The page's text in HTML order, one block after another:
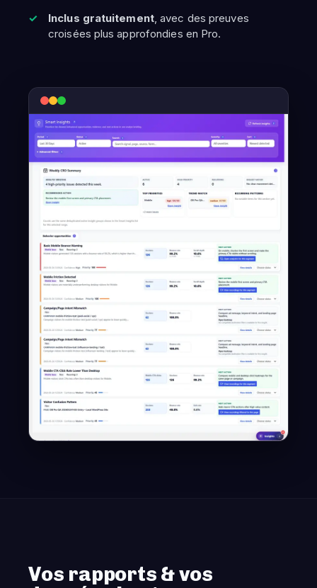
Inclus gratuitement, avec des preuves
croisées plus approfondies en Pro.
Vos rapports & vos